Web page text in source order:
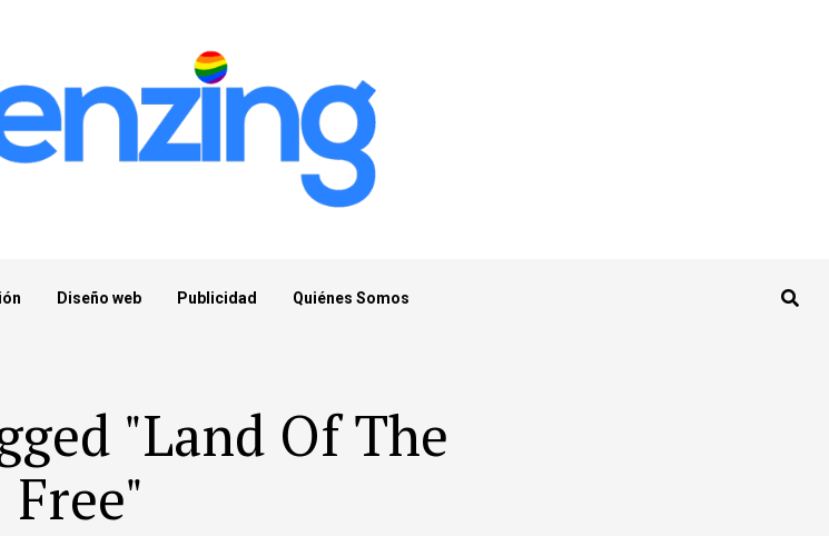
Diseño web Publicidad Quiénes Somos
"Land Of The
Free"